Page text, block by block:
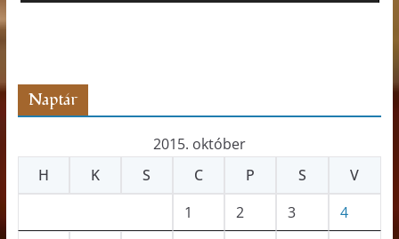
Naptár
2015. október
H
K S C P S
V
1
2 3
4